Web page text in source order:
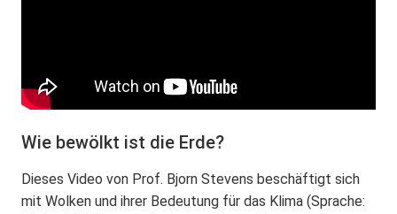
Wie bewölkt ist die Erde?
Dieses Video von Prof. Bjorn Stevens beschäftigt sich
mit Wolken und ihrer Bedeutung für das Klima (Sprache: